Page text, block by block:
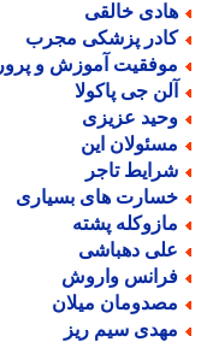
خالقی
پزشکی مجرب
آموزش و پرورش
جی پاکولا
عزیزی
این
تاجر
های بسیاری
پشته
دهباشی
واروش
میلان
سیم ریز